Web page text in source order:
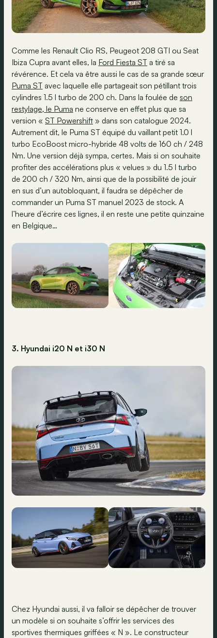
Comme les Renault Clio RS, Peugeot 208 GTI ou Seat
Ibiza Cupra avant elles, la Ford Fiesta ST a tiré sa
révérence. Et cela va être aussi le cas de sa grande sœur
Puma ST avec laquelle elle partageait son pétillant trois
cylindres 1.5 l turbo de 200 ch. Dans la foulée de son
restylage, le Puma ne conserve en effet plus que sa
version « ST Powershift » dans son catalogue 2024.
Autrement dit, le Puma ST équipé du vaillant petit 1.0 l
turbo EcoBoost micro-hybride 48 volts de 160 ch / 248
Nm. Une version déjà sympa, certes. Mais si on souhaite
profiter des accélérations plus « velues » du 1.5 l turbo
de 200 ch / 320 Nm, ainsi que de la possibilité de jouir
en sus d’un autobloquant, il faudra se dépêcher de
commander un Puma ST manuel 2023 de stock. A
l’heure d’écrire ces lignes, il en reste une petite quinzaine
en Belgique…
3. Hyundai i20 N et i30 N
Chez Hyundai aussi, il va falloir se dépêcher de trouver
un modèle si on souhaite s’offrir les services des
sportives thermiques griffées « N ». Le constructeur